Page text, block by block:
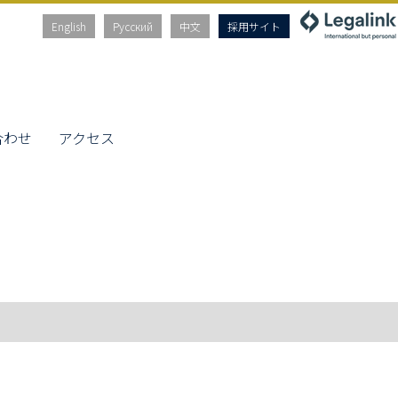
English Русский 中文 採用サイト
せ アクセス